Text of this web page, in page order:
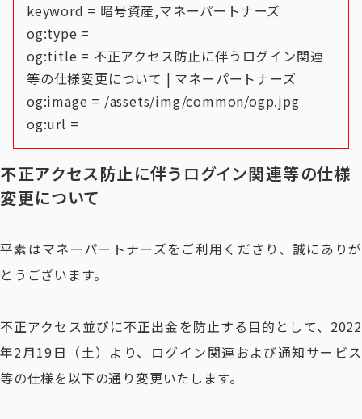
keyword = 暗号資産,マネーパートナーズ
og:type =
og:title = 不正アクセス防止に伴うログイン関連
等の仕様変更について | マネーパートナーズ
og:image = /assets/img/common/ogp.jpg
og:url =
不正アクセス防止に伴うログイン関連等の仕様
変更について
平素はマネーパートナーズをご利用くださり、誠にありが
とうございます。
不正アクセス並びに不正出金を防止する目的として、2022
年2月19日（土）より、ログイン関連および通知サービス
等の仕様を以下の通り変更いたします。